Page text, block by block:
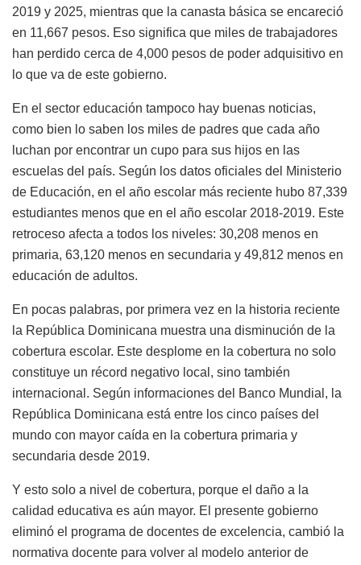
2019 y 2025, mientras que la canasta básica se encareció
en 11,667 pesos. Eso significa que miles de trabajadores
han perdido cerca de 4,000 pesos de poder adquisitivo en
lo que va de este gobierno.
En el sector educación tampoco hay buenas noticias,
como bien lo saben los miles de padres que cada año
luchan por encontrar un cupo para sus hijos en las
escuelas del país. Según los datos oficiales del Ministerio
de Educación, en el año escolar más reciente hubo 87,339
estudiantes menos que en el año escolar 2018-2019. Este
retroceso afecta a todos los niveles: 30,208 menos en
primaria, 63,120 menos en secundaria y 49,812 menos en
educación de adultos.
En pocas palabras, por primera vez en la historia reciente
la República Dominicana muestra una disminución de la
cobertura escolar. Este desplome en la cobertura no solo
constituye un récord negativo local, sino también
internacional. Según informaciones del Banco Mundial, la
República Dominicana está entre los cinco países del
mundo con mayor caída en la cobertura primaria y
secundaria desde 2019.
Y esto solo a nivel de cobertura, porque el daño a la
calidad educativa es aún mayor. El presente gobierno
eliminó el programa de docentes de excelencia, cambió la
normativa docente para volver al modelo anterior de